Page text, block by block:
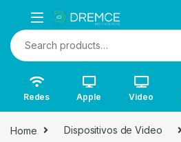
Search for:
Redes Apple Video
Home Dispositivos de Video